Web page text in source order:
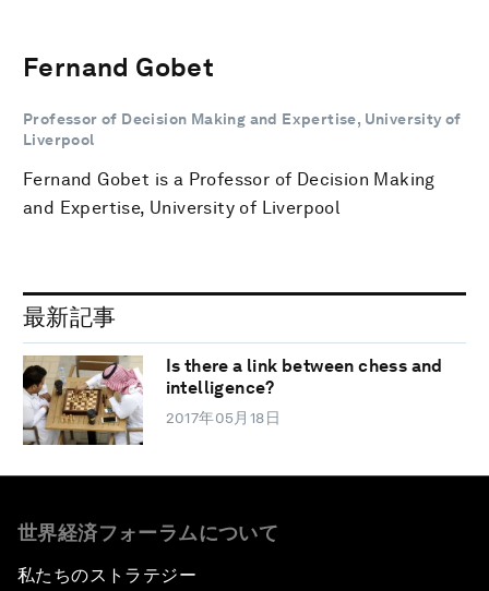
Fernand Gobet
Professor of Decision Making and Expertise, University of
Liverpool
Fernand Gobet is a Professor of Decision Making
and Expertise, University of Liverpool
最新記事
Is there a link between chess and
intelligence?
2017年05月18日
世界経済フォーラムについて
私たちのストラテジー